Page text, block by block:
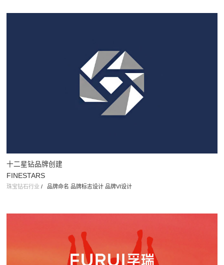
十二星钻品牌创建
FINESTARS
珠宝钻石行业 / 品牌命名 品牌标志设计 品牌VI设计